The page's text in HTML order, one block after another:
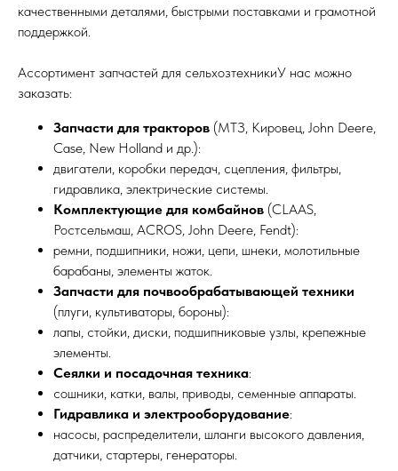
качественными деталями, быстрыми поставками и грамотной
поддержкой.
Ассортимент запчастей для сельхозтехникиУ нас можно
заказать:
Запчасти для тракторов (МТЗ, Кировец, John Deere,
Case, New Holland и др.):
двигатели, коробки передач, сцепления, фильтры,
гидравлика, электрические системы.
Комплектующие для комбайнов (CLAAS,
Ростсельмаш, ACROS, John Deere, Fendt):
ремни, подшипники, ножи, цепи, шнеки, молотильные
барабаны, элементы жаток.
Запчасти для почвообрабатывающей техники
(плуги, культиваторы, бороны):
лапы, стойки, диски, подшипниковые узлы, крепежные
элементы.
Сеялки и посадочная техника:
сошники, катки, валы, приводы, семенные аппараты.
Гидравлика и электрооборудование:
насосы, распределители, шланги высокого давления,
датчики, стартеры, генераторы.